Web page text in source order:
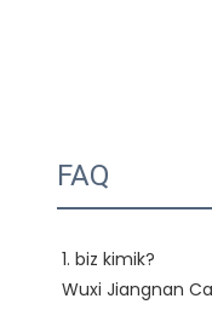
FAQ
1. biz kimik?
Wuxi Jiangnan